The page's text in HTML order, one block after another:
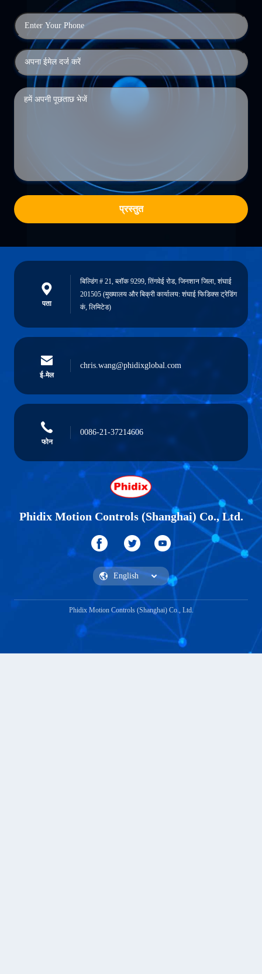
प्रस्तुत
पता
बिल्डिंग # 21, ब्लॉक 9299, तिंगवेई रोड, जिनशान जिला, शंघाई
201505 (मुख्यालय और बिक्री कार्यालय: शंघाई फिडिक्स ट्रेडिंग
कं, लिमिटेड)
ई-मेल
chris.wang@phidixglobal.com
फोन
0086-21-37214606
Phidix Motion Controls (Shanghai) Co., Ltd.
Phidix Motion Controls (Shanghai) Co., Ltd.